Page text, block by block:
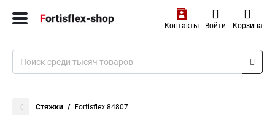
Контакты Войти Корзина
Стяжки Fortisflex 84807